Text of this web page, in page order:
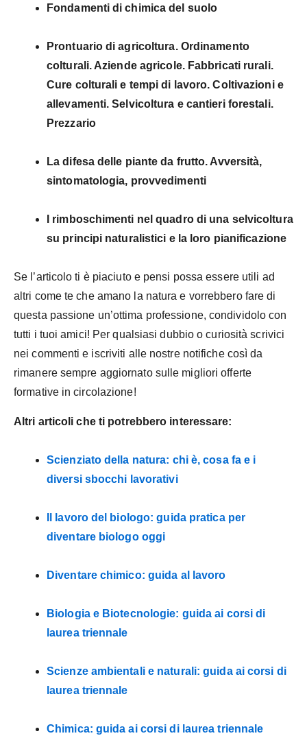
Fondamenti di chimica del suolo
Prontuario di agricoltura. Ordinamento
colturali. Aziende agricole. Fabbricati rurali.
Cure colturali e tempi di lavoro. Coltivazioni e
allevamenti. Selvicoltura e cantieri forestali.
Prezzario
La difesa delle piante da frutto. Avversità,
sintomatologia, provvedimenti
I rimboschimenti nel quadro di una selvicoltura
su principi naturalistici e la loro pianificazione
Se l’articolo ti è piaciuto e pensi possa essere utili ad
altri come te che amano la natura e vorrebbero fare di
questa passione un’ottima professione, condividolo con
tutti i tuoi amici! Per qualsiasi dubbio o curiosità scrivici
nei commenti e iscriviti alle nostre notifiche così da
rimanere sempre aggiornato sulle migliori offerte
formative in circolazione!
Altri articoli che ti potrebbero interessare:
Scienziato della natura: chi è, cosa fa e i
diversi sbocchi lavorativi
Il lavoro del biologo: guida pratica per
diventare biologo oggi
Diventare chimico: guida al lavoro
Biologia e Biotecnologie: guida ai corsi di
laurea triennale
Scienze ambientali e naturali: guida ai corsi di
laurea triennale
Chimica: guida ai corsi di laurea triennale